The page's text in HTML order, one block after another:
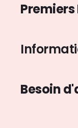
Premiers
Besoin